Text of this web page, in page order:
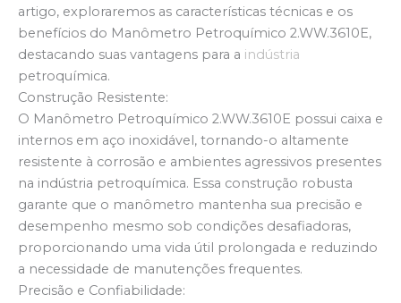
artigo, exploraremos as características técnicas e os
benefícios do Manômetro Petroquímico 2.WW.3610E,
destacando suas vantagens para a indústria
petroquímica.
Construção Resistente:
O Manômetro Petroquímico 2.WW.3610E possui caixa e
internos em aço inoxidável, tornando-o altamente
resistente à corrosão e ambientes agressivos presentes
na indústria petroquímica. Essa construção robusta
garante que o manômetro mantenha sua precisão e
desempenho mesmo sob condições desafiadoras,
proporcionando uma vida útil prolongada e reduzindo
a necessidade de manutenções frequentes.
Precisão e Confiabilidade: